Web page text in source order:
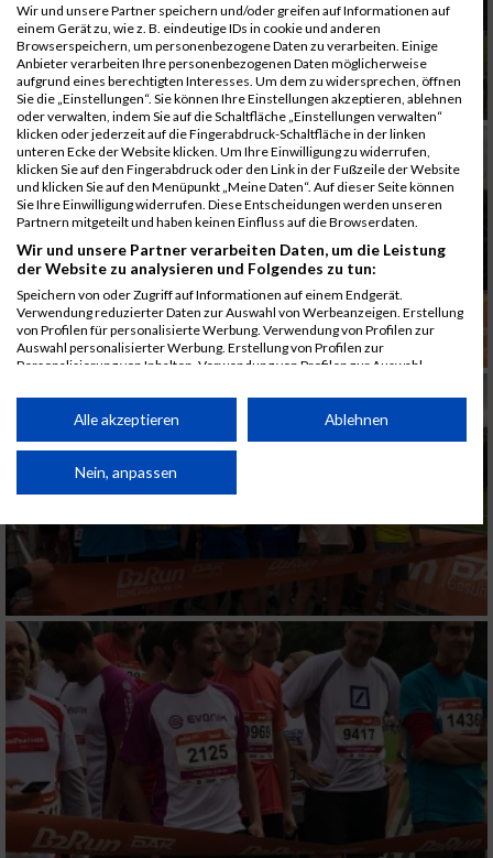
Wir und unsere Partner speichern und/oder greifen auf Informationen auf
einem Gerät zu, wie z. B. eindeutige IDs in cookie und anderen
Browserspeichern, um personenbezogene Daten zu verarbeiten. Einige
Anbieter verarbeiten Ihre personenbezogenen Daten möglicherweise
aufgrund eines berechtigten Interesses. Um dem zu widersprechen, öffnen
Sie die „Einstellungen“. Sie können Ihre Einstellungen akzeptieren, ablehnen
oder verwalten, indem Sie auf die Schaltfläche „Einstellungen verwalten“
klicken oder jederzeit auf die Fingerabdruck-Schaltfläche in der linken
unteren Ecke der Website klicken. Um Ihre Einwilligung zu widerrufen,
klicken Sie auf den Fingerabdruck oder den Link in der Fußzeile der Website
und klicken Sie auf den Menüpunkt „Meine Daten“. Auf dieser Seite können
Sie Ihre Einwilligung widerrufen. Diese Entscheidungen werden unseren
Partnern mitgeteilt und haben keinen Einfluss auf die Browserdaten.
Wir und unsere Partner verarbeiten Daten, um die Leistung
der Website zu analysieren und Folgendes zu tun:
Speichern von oder Zugriff auf Informationen auf einem Endgerät.
Verwendung reduzierter Daten zur Auswahl von Werbeanzeigen. Erstellung
von Profilen für personalisierte Werbung. Verwendung von Profilen zur
Auswahl personalisierter Werbung. Erstellung von Profilen zur
Personalisierung von Inhalten. Verwendung von Profilen zur Auswahl
Performance von Inhalten. Analyse von Zielgruppen durch Statistiken oder
Kombinationen von Daten aus verschiedenen Quellen. Entwicklung und
von Inhalten.
Daten können außerhalb der Europäischen Union weitergegeben und in die
Website/App.
Partnerliste anzeigen (1 IAB-Anbieter)
Wir nutzen Ihre Daten für folgende Zwecke:
IAB-Verarbeitungszwecke:
Speichern von oder Zugriff auf Informationen
auf einem Endgerät
Verwendung reduzierter Daten zur Auswahl
von Werbeanzeigen
Erstellung von Profilen für personalisierte
Werbung
Alle akzeptieren Ablehnen
Nein, anpassen